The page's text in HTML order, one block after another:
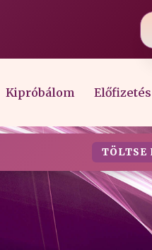
Kipróbálom Előfizetés
TÖLTSE